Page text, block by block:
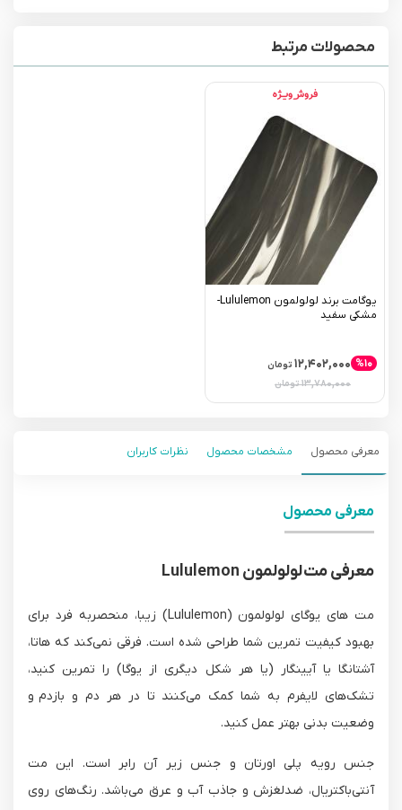
محصولات مرتبط
یوگامت برند لولولمون Lululemon-
مشکی سفید
۱۲,۴۰۲,۰۰۰ تومان
۱۳,۷۸۰,۰۰۰تومان
%۱۰
معرفی محصول مشخصات محصول نظرات کاربران
معرفی محصول
معرفی مت‌ لولولمون Lululemon
مت های یوگای لولولمون (Lululemon) زیبا، منحصربه فرد برای
بهبود کیفیت تمرین شما طراحی شده است. فرقی نمی‌کند که هاتا،
آشتانگا یا آیینگار (یا هر شکل دیگری از یوگا) را تمرین کنید،
تشک‌های لایفرم به شما کمک می‌کنند تا در هر دم و بازدم و
وضعیت بدنی بهتر عمل کنید.
جنس رویه پلی اورتان و جنس زیر آن رابر است. این مت
آنتی‌باکتریال، ضدلغزش و جاذب آب و عرق می‌باشد. رنگ‌های روی